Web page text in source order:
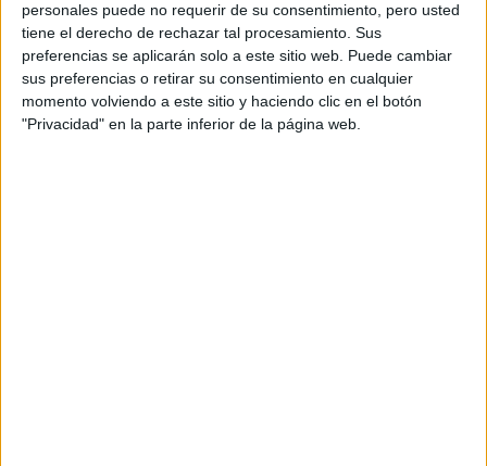
personales puede no requerir de su consentimiento, pero usted
tiene el derecho de rechazar tal procesamiento. Sus
preferencias se aplicarán solo a este sitio web. Puede cambiar
sus preferencias o retirar su consentimiento en cualquier
momento volviendo a este sitio y haciendo clic en el botón
"Privacidad" en la parte inferior de la página web.
FAKE NEWS E
INTELIGENCIA
ARTIFICIAL: POR
QUÉ YA NO
SABEMOS QUÉ ES
REAL EN REDES